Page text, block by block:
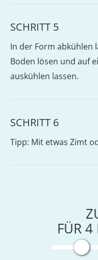
SCHRITT 5
In der Form abkühlen
Boden lösen und auf
auskühlen lassen.
SCHRITT 6
Tipp: Mit etwas Zimt
FÜR4